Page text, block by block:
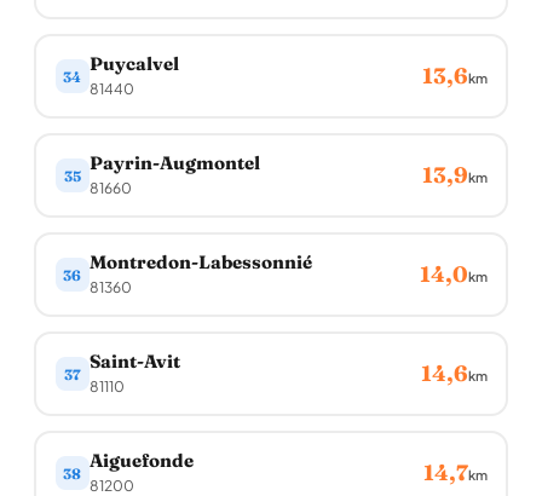
34
Puycalvel
81440 13,6km
35
Payrin-Augmontel
81660 13,9km
36
Montredon-Labessonnié
81360 14,0km
37
Saint-Avit
81110 14,6km
38
Aiguefonde
81200 14,7km